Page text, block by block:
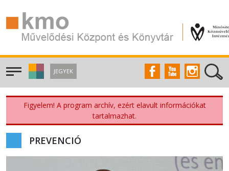
JEGYEK
Figyelem! A program archív, ezért elavult információkat
tartalmazhat.
PREVENCIÓ